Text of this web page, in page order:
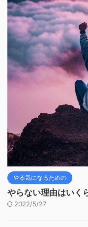
やる気になるための
やらない理由はいく
2022/5/27